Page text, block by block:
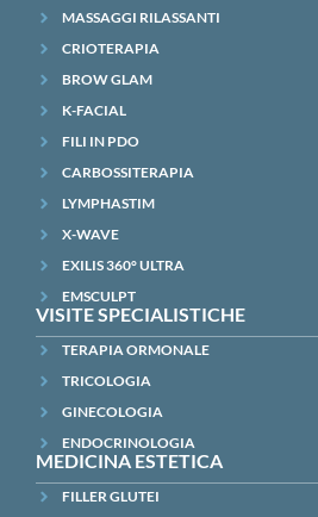
MASSAGGI RILASSANTI
CRIOTERAPIA
BROW GLAM
K-FACIAL
FILI IN PDO
CARBOSSITERAPIA
LYMPHASTIM
X-WAVE
EXILIS 360° ULTRA
EMSCULPT
VISITE SPECIALISTICHE
TERAPIA ORMONALE
TRICOLOGIA
GINECOLOGIA
ENDOCRINOLOGIA
MEDICINA ESTETICA
FILLER GLUTEI